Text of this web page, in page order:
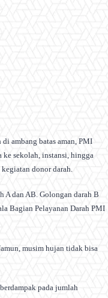
ambang batas aman, PMI
sekolah, instansi, hingga
donor darah.
A dan AB. Golongan darah B
Bagian Pelayanan Darah PMI
musim hujan tidak bisa
pada jumlah